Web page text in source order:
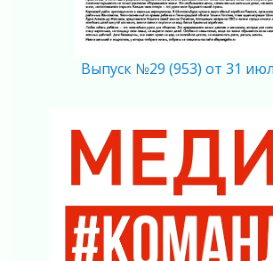
Открытое сердце и стремление
31 июля 2026
Давайте разберемся!
2027 году
30 июля 2026
Путешествие к западным рубежам
30 июля 2026
Лаголовская
откроется к концу сентября
30 июля 2026
Выпуск №29 (953) от 31